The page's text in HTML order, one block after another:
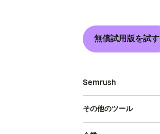
無償試用版を試す
Semrush
その他のツール